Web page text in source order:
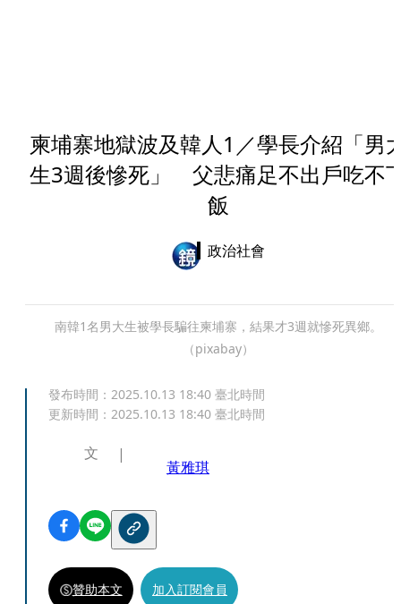
柬埔寨地獄波及韓人1／學長介紹「男
生3週後慘死」 父悲痛足不出戶吃不
飯
政治社會
南韓1名男大生被學長騙往柬埔寨，結果才3週就慘死異鄉。
（pixabay）
發布時間： 2025.10.13 18:40 臺北時間
更新時間： 2025.10.13 18:40 臺北時間
文
黃雅琪
贊助本文 加入訂閱會員